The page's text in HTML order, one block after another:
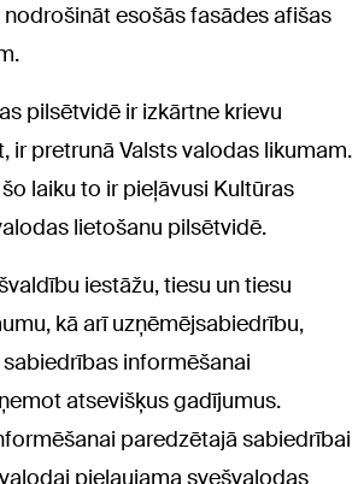
esošās fasādes afišas
pilsētvidē ir izkārtne krievu
ir pretrunā Valsts valodas likumam.
laiku to ir pieļāvusi Kultūras
lietošanu pilsētvidē.
iestāžu, tiesu un tiesu
kā arī uzņēmējsabiedrību,
informēšanai
atsevišķus gadījumus.
paredzētajā sabiedrībai
pieļaujama svešvalodas